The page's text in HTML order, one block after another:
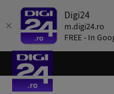
Digi24
m.digi24.ro
FREE - In